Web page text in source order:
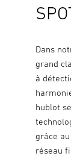
Dans
grand
à
hublot
grâce
réseau